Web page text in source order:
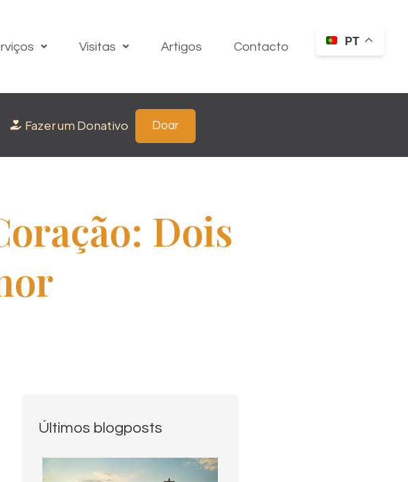
Visitas Artigos Contacto PT
Fazer um Donativo Doar
Dois
Últimos blogposts